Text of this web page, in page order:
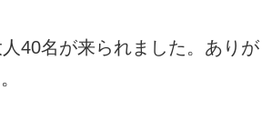
40名が来られました。ありが